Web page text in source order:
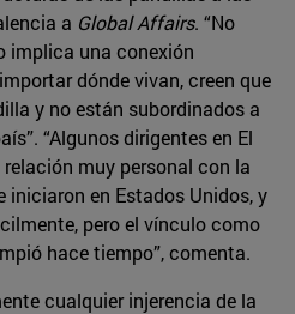
a Global Affairs. “No
implica una conexión
dónde vivan, creen que
y no están subordinados a
“Algunos dirigentes en El
muy personal con la
iniciaron en Estados Unidos, y
pero el vínculo como
hace tiempo”, comenta.
cualquier injerencia de la